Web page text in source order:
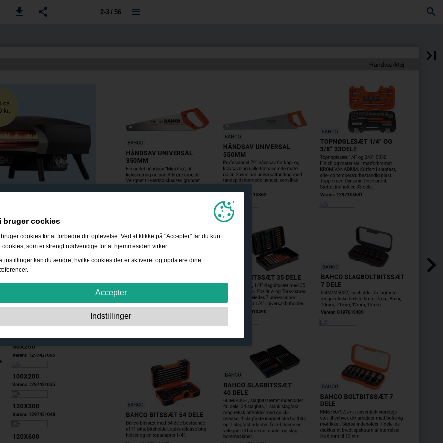
2-3 / 56
bruger cookies
cookies for at forbedre din oplevelse. Ved at klikke på "Accepter" får du kun
cookies, som er strengt nødvendige for at hjemmesiden virker.
instillinger kan du ændre, hvilke cookies der er aktiveret og opdatere dine
Accepter
Disse cookies er essentielle for at sikre grundlæggende
funktionalitet såsom navigation, adgang til sikret indhold samt at indkøbskurven
Ydevene:Disse cookies giver os mulighed for at tælle besøg og trafikkilder såvel
som hvordan webstedet bruges. Dette bruges til at forbedre ydelsen. Al information
er akkumuleret og derfor anonym.
Funktionalitet:Disse cookies giver websitet mulighed for at tilbyde forbedrede
personlige indstillinger. F.eks. valg af tekststørrelse osv.
Reklame:Disse cookies bruges til at levere annoncer, der er mere relevante for
dig og dine interesser. De opbevarer ikke personlige oplysninger, men er baseret
på din browserhistorik.
Indstillinger